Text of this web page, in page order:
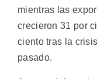
mientras las
crecieron 31 por
ciento tras la
pasado.